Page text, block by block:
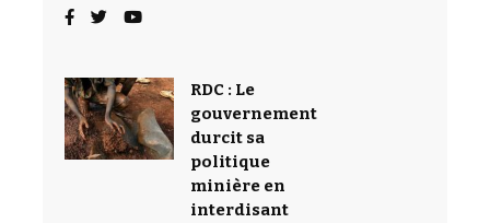
RDC : Le
gouvernement
durcit sa
politique
minière en
interdisant